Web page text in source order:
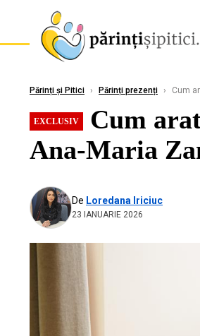
Părinți și Pitici › Părinți prezenți › Cum
EXCLUSIV
Cum
Ana-Maria
De Loredana Iriciuc
23 IANUARIE 2026